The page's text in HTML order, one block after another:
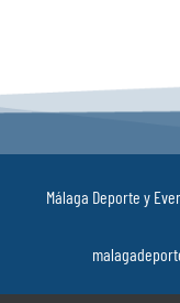
Málaga Deporte y